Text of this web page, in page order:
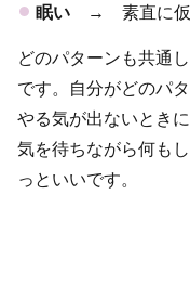
眠い→ 素直に仮眠
どのパターンも共通
です。自分がどのパ
やる気が出ないとき
気を待ちながら何も
っといいです。